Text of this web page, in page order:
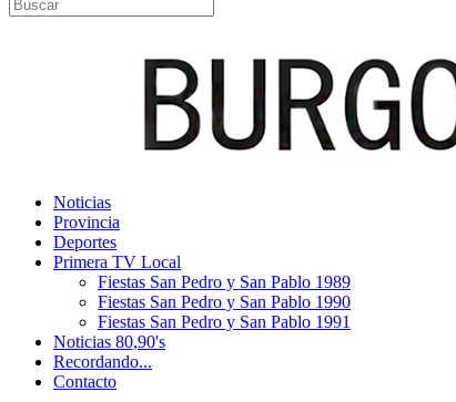
Noticias
Provincia
Deportes
Primera TV Local
Fiestas San Pedro y San Pablo 1989
Fiestas San Pedro y San Pablo 1990
Fiestas San Pedro y San Pablo 1991
Noticias 80,90's
Recordando...
Contacto